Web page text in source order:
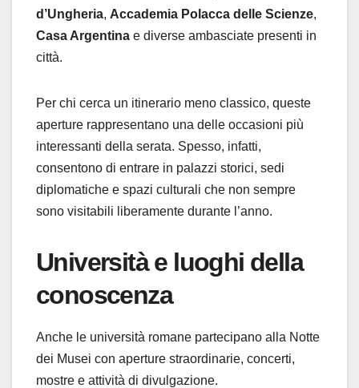
d’Ungheria, Accademia Polacca delle Scienze,
Casa Argentina e diverse ambasciate presenti in
città.
Per chi cerca un itinerario meno classico, queste
aperture rappresentano una delle occasioni più
interessanti della serata. Spesso, infatti,
consentono di entrare in palazzi storici, sedi
diplomatiche e spazi culturali che non sempre
sono visitabili liberamente durante l’anno.
Università e luoghi della
conoscenza
Anche le università romane partecipano alla Notte
dei Musei con aperture straordinarie, concerti,
mostre e attività di divulgazione.